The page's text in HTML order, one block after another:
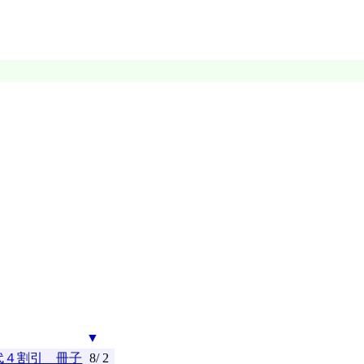
▼
４割引 冊子 8/ 2